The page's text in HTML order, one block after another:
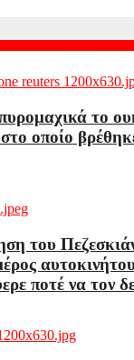
το
οποίο
του
ποτέ να τον